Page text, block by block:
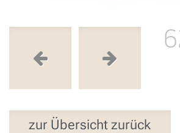
zur Übersicht zurück